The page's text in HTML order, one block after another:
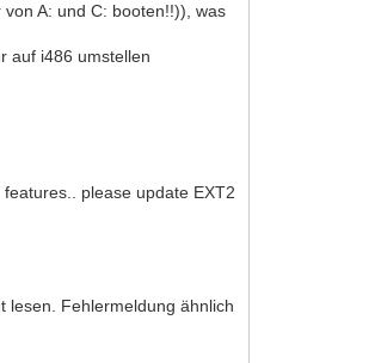
A: und C: booten!!)), was
auf i486 umstellen
please update EXT2
lesen. Fehlermeldung ähnlich